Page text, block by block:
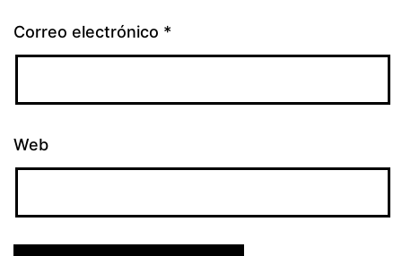
Correo electrónico *
Web